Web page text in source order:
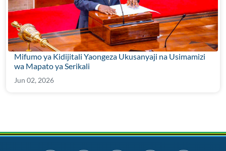
Mifumo ya Kidijitali Yaongeza Ukusanyaji na Usimamizi
wa Mapato ya Serikali
Jun 02, 2026